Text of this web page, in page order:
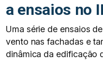
a ensaios no
Uma série de ensaios
vento nas fachadas e
dinâmica da edificação